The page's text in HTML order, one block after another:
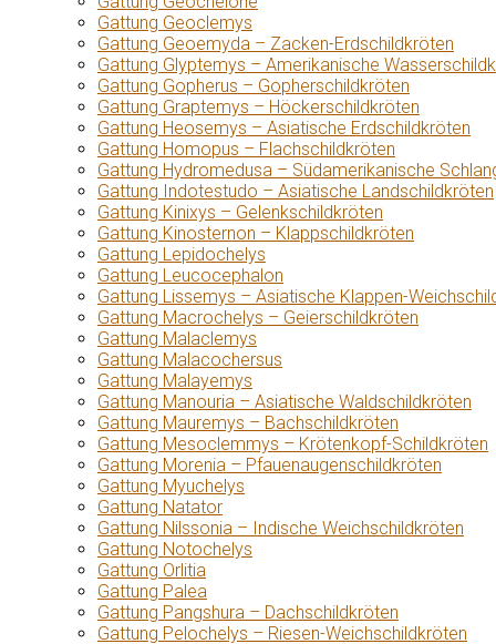
Gattung Geoclemys
Gattung Geoemyda – Zacken-Erdschildkröten
Gattung Glyptemys – Amerikanische
Gattung Gopherus – Gopherschildkröten
Gattung Graptemys – Höckerschildkröten
Gattung Heosemys – Asiatische Erdschildkröten
Gattung Homopus – Flachschildkröten
Gattung Hydromedusa – Südamerikanische
Gattung Indotestudo – Asiatische Landschildkröten
Gattung Kinixys – Gelenkschildkröten
Gattung Kinosternon – Klappschildkröten
Gattung Lepidochelys
Gattung Leucocephalon
Gattung Lissemys – Asiatische Klappen-
Gattung Macrochelys – Geierschildkröten
Gattung Malaclemys
Gattung Malacochersus
Gattung Malayemys
Gattung Manouria – Asiatische Waldschildkröten
Gattung Mauremys – Bachschildkröten
Gattung Mesoclemmys – Krötenkopf-Schildkröten
Gattung Morenia – Pfauenaugenschildkröten
Gattung Myuchelys
Gattung Natator
Gattung Nilssonia – Indische Weichschildkröten
Gattung Notochelys
Gattung Orlitia
Gattung Palea
Gattung Pangshura – Dachschildkröten
Gattung Pelochelys – Riesen-Weichschildkröten